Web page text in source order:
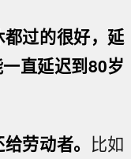
过的很好，延
直延迟到80岁
劳动者。 比如